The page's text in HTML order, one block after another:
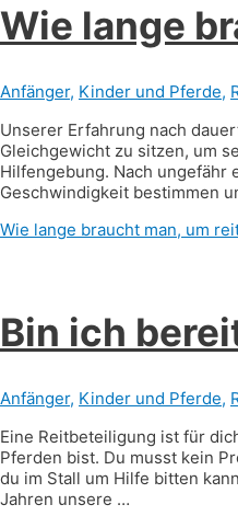
Wie lange
Anfänger, Kinder und Pferde,
Unserer Erfahrung nach
Gleichgewicht zu sitzen, um
Hilfengebung. Nach
Geschwindigkeit bestimmen
Wie lange braucht man, um
Bin ich
Anfänger, Kinder und Pferde,
Eine Reitbeteiligung ist für
Pferden bist. Du musst kein
du im Stall um Hilfe bitten
Jahren unsere …